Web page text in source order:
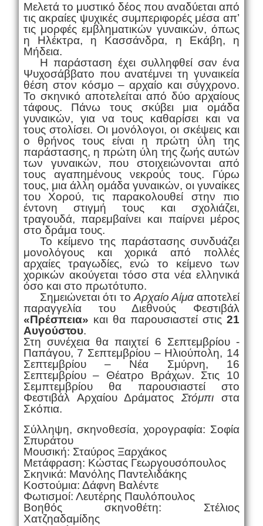
Μελετά το μυστικό δέος που αναδύεται από
τις ακραίες ψυχικές συμπεριφορές μέσα απ’
τις μορφές εμβληματικών γυναικών, όπως
η Ηλέκτρα, η Κασσάνδρα, η Εκάβη, η
Μήδεια.
Η παράσταση έχει συλληφθεί σαν ένα
Ψυχοσάββατο που ανατέμνει τη γυναικεία
θέση στον κόσμο – αρχαίο και σύγχρονο.
Το σκηνικό αποτελείται από δύο αρχαίους
τάφους. Πάνω τους σκύβει μια ομάδα
γυναικών, για να τους καθαρίσει και να
τους στολίσει. Οι μονόλογοι, οι σκέψεις και
ο θρήνος τους είναι η πρώτη ύλη της
παράστασης, η πρώτη ύλη της ζωής αυτών
των γυναικών, που στοιχειώνονται από
τους αγαπημένους νεκρούς τους. Γύρω
τους, μια άλλη ομάδα γυναικών, οι γυναίκες
του Χορού, τις παρακολουθεί στην πιο
έντονη στιγμή τους και σχολιάζει,
τραγουδά, παρεμβαίνει και παίρνει μέρος
στο δράμα τους.
Το κείμενο της παράστασης συνδυάζει
μονολόγους και χορικά από πολλές
αρχαίες τραγωδίες, ενώ το κείμενο των
χορικών ακούγεται τόσο στα νέα ελληνικά
όσο και στο πρωτότυπο.
Σημειώνεται ότι τοΑρχαίο Αίμααποτελεί
παραγγελία του Διεθνούς Φεστιβάλ
«Πρέσπεια» και θα παρουσιαστεί στις21
Αυγούστου.
Στη συνέχεια θα παιχτεί 6 Σεπτεμβρίου -
Παπάγου, 7 Σεπτεμβρίου – Ηλιούπολη, 14
Σεπτεμβρίου – Νέα Σμύρνη, 16
Σεπτεμβρίου – Θέατρο Βράχων. Στις 10
Σεμπτεμβρίου θα παρουσιαστεί στο
Φεστιβάλ Αρχαίου ΔράματοςΣτόμπι στα
Σκόπια.
Σύλληψη, σκηνοθεσία, χορογραφία: Σοφία
Σπυράτου
Μουσική: Σταύρος Ξαρχάκος
Μετάφραση: Κώστας Γεωργουσόπουλος
Σκηνικά: Μανόλης Παντελιδάκης
Κοστούμια: Δάφνη Βαλέντε
Φωτισμοί: Λευτέρης Παυλόπουλος
Βοηθός σκηνοθέτη: Στέλιος
Χατζηαδαμίδης